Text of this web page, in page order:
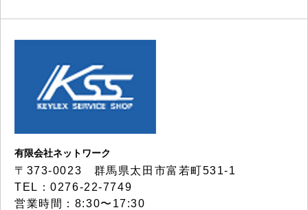
有限会社ネットワーク
〒373-0023 群馬県太田市富若町531-1
TEL：0276-22-7749
営業時間：8:30〜17:30